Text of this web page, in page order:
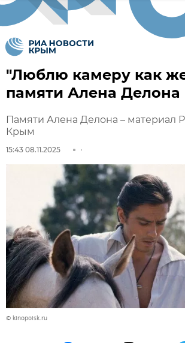
"Люблю камеру как
памяти Алена Делона
Памяти Алена Делона – материал
Крым
15:43 08.11.2025
© kinopoisk.ru